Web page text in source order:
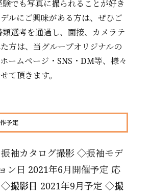
でも写真に撮られることが好き
ルにご興味がある方は、ぜひご
選考を通過し、面接、カメラテ
方は、当グループオリジナルの
ームページ・SNS・DM等、様々
て頂きます。
予定
袖カタログ撮影 ◇振袖モデ
ン日 2021年6月開催予定 応
◇撮影日 2021年9月予定 ◇撮